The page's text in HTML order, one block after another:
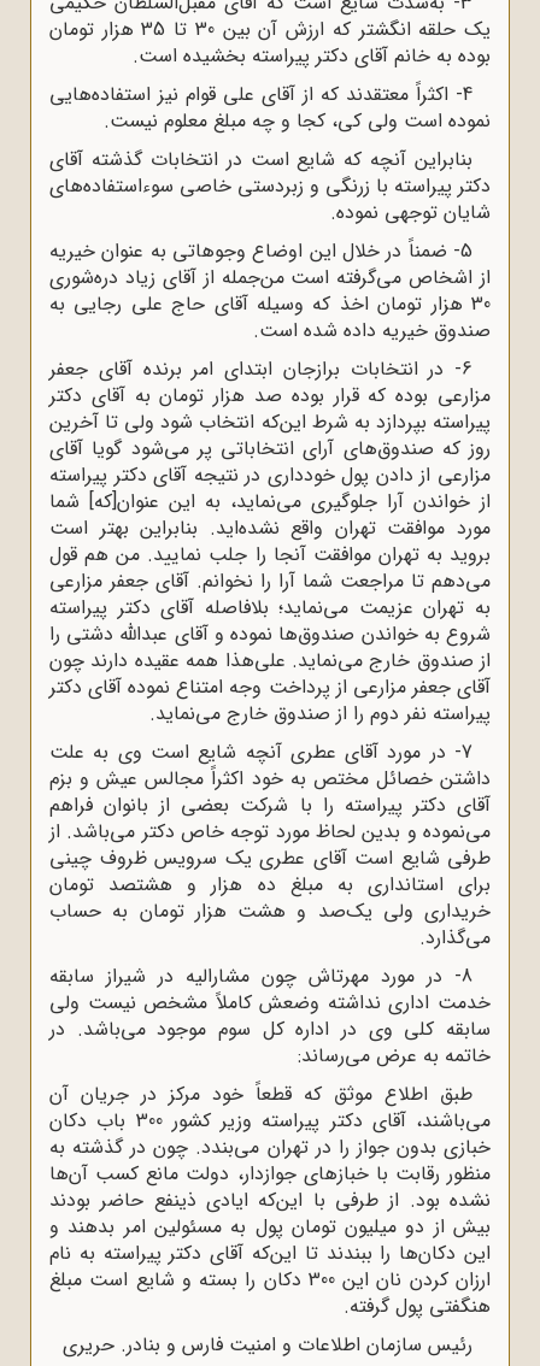
یک حلقه انگشتر که ارزش آن بین 30 تا 35 هزار تومان
بوده به خانم آقای دکتر پیراسته بخشیده است.
4- اکثراً معتقدند که از آقای علی قوام نیز استفاده‌هایی
نموده است ولی کی، کجا و چه مبلغ معلوم نیست.
بنابراین آنچه که شایع است در انتخابات گذشته آقای
دکتر پیراسته با زرنگی و زبردستی خاصی سوءاستفاده‌های
شایان توجهی نموده.
5- ضمناً در خلال این اوضاع وجوهاتی به عنوان خیریه
از اشخاص می‌گرفته است من‌جمله از آقای زیاد دره‌شوری
30 هزار تومان اخذ که وسیله آقای حاج علی رجایی به
صندوق خیریه داده شده است.
6- در انتخابات برازجان ابتدای امر برنده آقای جعفر
مزارعی بوده که قرار بوده صد هزار تومان به آقای دکتر
پیراسته بپردازد به شرط این‌که انتخاب شود ولی تا آخرین
روز که صندوق‌های آرای انتخاباتی پر می‌شود گویا آقای
مزارعی از دادن پول خودداری در نتیجه آقای دکتر پیراسته
از خواندن آرا جلوگیری می‌نماید، به این عنوان[که] شما
مورد موافقت تهران واقع نشده‌اید. بنابراین بهتر است
بروید به تهران موافقت آنجا را جلب نمایید. من هم قول
می‌دهم تا مراجعت شما آرا را نخوانم. آقای جعفر مزارعی
به تهران عزیمت می‌نماید؛ بلافاصله آقای دکتر پیراسته
شروع به خواندن صندوق‌ها نموده و آقای عبدالله دشتی را
از صندوق خارج می‌نماید. علی‌هذا همه عقیده دارند چون
آقای جعفر مزارعی از پرداخت وجه امتناع نموده آقای دکتر
پیراسته نفر دوم را از صندوق خارج می‌نماید.
7- در مورد آقای عطری آنچه شایع است وی به ‌علت
داشتن خصائل مختص به خود اکثراً مجالس عیش و بزم
آقای دکتر پیراسته را با شرکت بعضی از بانوان فراهم
می‌نموده و بدین لحاظ مورد توجه خاص دکتر می‌باشد. از
طرفی شایع است آقای عطری یک سرویس ظروف چینی
برای استانداری به مبلغ ده هزار و هشتصد تومان
خریداری ولی یک‌صد و هشت هزار تومان به حساب
می‌گذارد.
8- در مورد مهرتاش چون مشارالیه در شیراز سابقه
خدمت اداری نداشته وضعش کاملاً مشخص نیست ولی
سابقه کلی وی در اداره کل سوم موجود می‌باشد. در
خاتمه به عرض می‌رساند:
طبق اطلاع موثق که قطعاً خود مرکز در جریان آن
می‌باشند، آقای دکتر پیراسته وزیر کشور 300 باب دکان
خبازی بدون جواز را در تهران می‌بندد. چون در گذشته به
منظور رقابت با خبازهای جواز‌دار، دولت مانع کسب آن‌ها
نشده بود. از طرفی با این‌که ایادی ذینفع حاضر بودند
بیش از دو میلیون تومان پول به مسئولین امر بدهند و
این دکان‌ها را ببندند تا این‌که آقای دکتر پیراسته به نام
ارزان کردن نان این 300 دکان را بسته و شایع است مبلغ
هنگفتی پول گرفته.
رئیس سازمان اطلاعات و امنیت فارس و بنادر. حریری